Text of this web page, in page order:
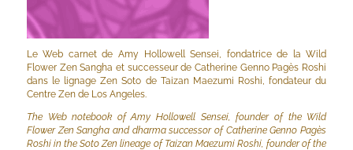
Le Web carnet de Amy Hollowell Sensei, fondatrice de la Wild
Flower Zen Sangha et successeur de Catherine Genno Pagès Roshi
dans le lignage Zen Soto de Taizan Maezumi Roshi, fondateur du
Centre Zen de Los Angeles.
The Web notebook of Amy Hollowell Sensei, founder of the Wild
Flower Zen Sangha and dharma successor of Catherine Genno Pagès
Roshi in the Soto Zen lineage of Taizan Maezumi Roshi, founder of the